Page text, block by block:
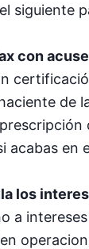
siguiente
con
de
acabas en
los
a